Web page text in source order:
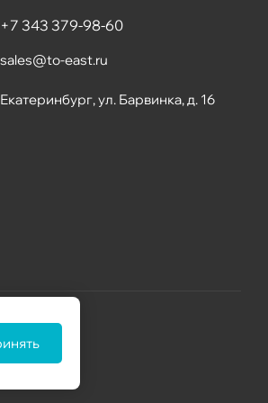
+7 343 379-98-60
sales@to-east.ru
Екатеринбург, ул. Барвинка, д. 16